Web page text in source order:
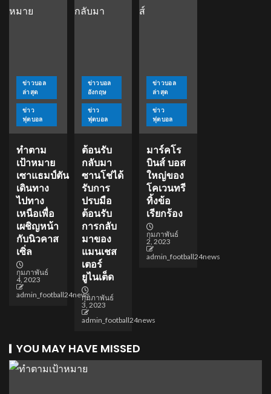
ข่าวบอล
ล่าสุด
ข่าว
ฟุตบอล
ทำตาม
เป้าหมาย
เซาแธมป์ตัน
เดินทาง
ไปทาง
เหนือเพื่อ
เผชิญหน้า
กับนิวคาส
เซิ่ล
กุมภาพันธ์
4, 2023
admin_football24news
ข่าวบอล
อังกฤษ
ข่าว
ฟุตบอล
ต้อนรับ
กลับมา
ซานโช่ได้
รับการ
ปรบมือ
ต้อนรับ
การกลับ
มาของ
แมนเชส
เตอร์
ยูไนเต็ด
กุมภาพันธ์
3, 2023
admin_football24news
ข่าวบอล
ล่าสุด
ข่าว
ฟุตบอล
มาร์คโร
บินส์ บอส
ใหญ่ของ
โคเวนทรี
ทิ้งข้อ
เรียกร้อง
กุมภาพันธ์
2, 2023
admin_football24news
YOU MAY HAVE MISSED